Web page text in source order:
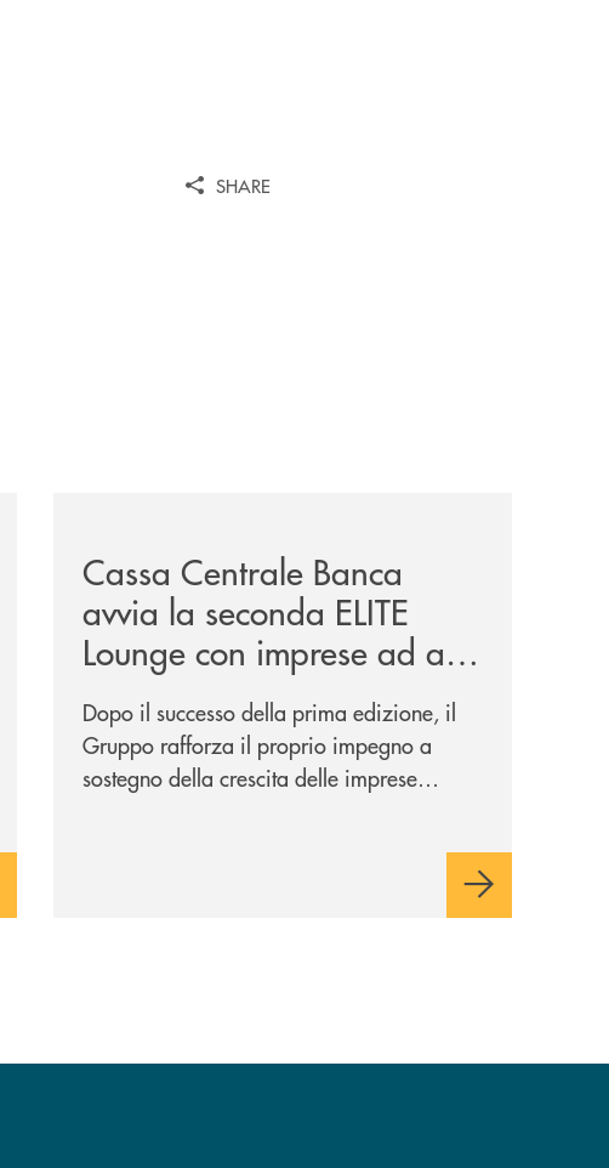
SHARE
Cassa Centrale Banca
avvia la seconda ELITE
Lounge con imprese ad alto
potenziale
Dopo il successo della prima edizione, il
Gruppo rafforza il proprio impegno a
sostegno della crescita delle imprese